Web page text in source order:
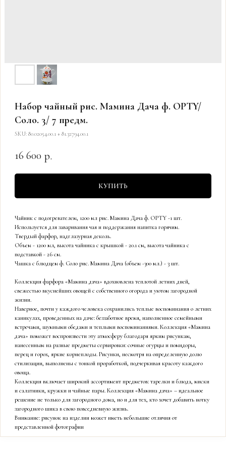
Набор чайный рис. Мамина Дача ф. OPTY/
Соло. 3/ 7 предм.
SKU: 80.02054.00.1 + 81.32794.00.1
16 600 р.
КУПИТЬ
Чайник с подогревателем, 1200 мл рис. Мамина Дача ф. OPTY -1 шт.
Используется для заваривания чая и поддержания напитка горячим.
Твердый фарфор, надглазурная деколь.
Объем - 1200 мл, высота чайника с крышкой - 20.1 см, высота чайника с
подставкой - 26 см.
Чашка с блюдцем ф. Соло рис. Мамина Дача (объем -300 мл.) - 3 шт.
Коллекция фарфора «Мамина дача» вдохновлена теплотой летних дней,
свежестью вкуснейших овощей с собственного огорода и уютом загородной
жизни.
Наверное, почти у каждого человека сохранились теплые воспоминания о летних
каникулах, проведенных на даче: беззаботное время, наполненное семейными
встречами, шумными обедами и теплыми воспоминаниями. Коллекция «Мамина
дача» поможет воспроизвести эту атмосферу благодаря ярким рисункам,
нанесенным на разные предметы сервировки: сочные огурцы и помидоры,
перец и горох, яркие корнеплоды. Рисунки, несмотря на определенную долю
стилизации, выполнены с тонкой проработкой, подчеркивая красоту каждого
овоща.
Коллекция включает широкий ассортимент предметов: тарелки и блюда, миски
и салатники, кружки и чайные пары. Коллекция «Мамина дача» – идеальное
решение не только для загородного дома, но и для тех, кто хочет добавить нотку
загородного шика в свою повседневную жизнь.
Внимание: рисунок на изделии может иметь небольшие отличия от
представленной фотографии